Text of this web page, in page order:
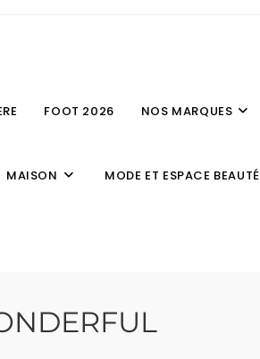
FOOT 2026 NOS MARQUES
MAISON MODE ET ESPACE BEAUTÉ